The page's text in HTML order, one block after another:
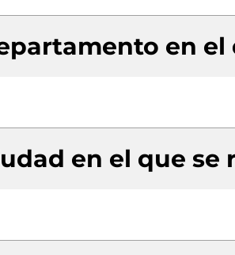
en el
en el que se